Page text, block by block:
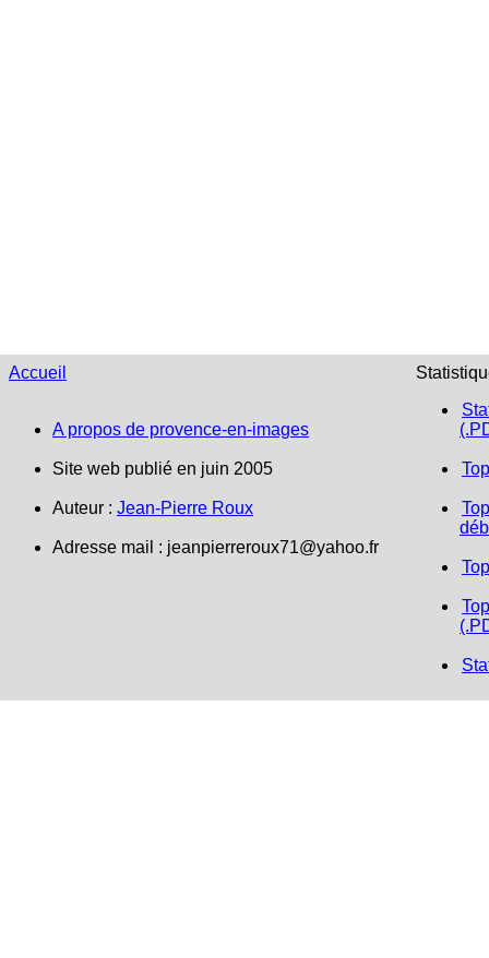
Accueil
A propos de provence-en-images
Site web publié en juin 2005
Auteur : Jean-Pierre Roux
Adresse mail : jeanpierreroux71@yahoo.fr